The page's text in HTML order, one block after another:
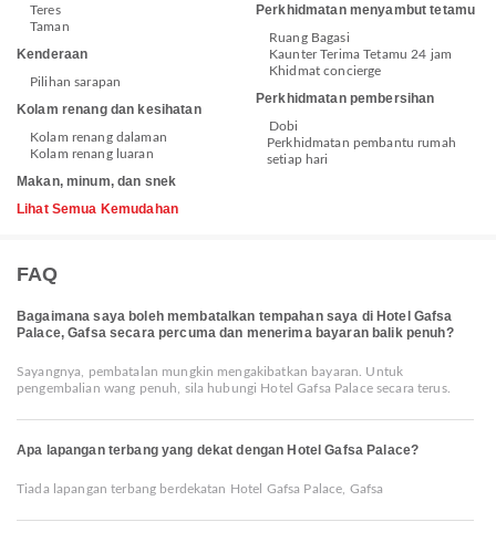
Teres
Taman
Kenderaan
Pilihan sarapan
Kolam renang dan kesihatan
Kolam renang dalaman
Kolam renang luaran
Makan, minum, dan snek
Perkhidmatan menyambut tetamu
Ruang Bagasi
Kaunter Terima Tetamu 24 jam
Khidmat concierge
Perkhidmatan pembersihan
Dobi
Perkhidmatan pembantu rumah
setiap hari
Lihat Semua Kemudahan
FAQ
Bagaimana saya boleh membatalkan tempahan saya di Hotel Gafsa
Palace, Gafsa secara percuma dan menerima bayaran balik penuh?
Sayangnya, pembatalan mungkin mengakibatkan bayaran. Untuk
pengembalian wang penuh, sila hubungi Hotel Gafsa Palace secara terus.
Apa lapangan terbang yang dekat dengan Hotel Gafsa Palace?
Tiada lapangan terbang berdekatan Hotel Gafsa Palace, Gafsa